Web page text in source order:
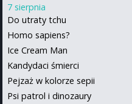
7 sierpnia
Do utraty tchu
Homo sapiens?
Ice Cream Man
Kandydaci śmierci
Pejzaż w kolorze sepii
Psi patrol i dinozaury